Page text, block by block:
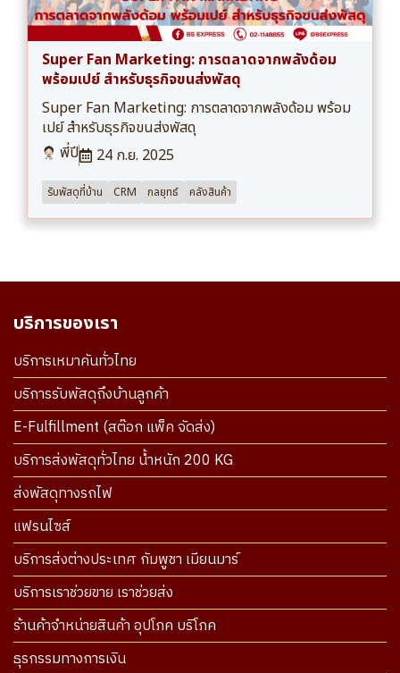
Super Fan Marketing: การตลาดจากพลังด้อม
พร้อมเปย์ สำหรับธุรกิจขนส่งพัสดุ
Super Fan Marketing: การตลาดจากพลังด้อม พร้อม
เปย์ สำหรับธุรกิจขนส่งพัสดุ
พี่ปี
24 ก.ย. 2025
รับพัสดุที่บ้าน CRM กลยุทธ์ คลังสินค้า
บริการของเรา
บริการเหมาคันทั่วไทย
บริการรับพัสดุถึงบ้านลูกค้า
E-Fulfillment (สต๊อก แพ็ค จัดส่ง)
บริการส่งพัสดุทั่วไทย น้ำหนัก 200 KG
ส่งพัสดุทางรถไฟ
แฟรนไซส์
บริการส่งต่างประเทศ กัมพูชา เมียนมาร์
บริการเราช่วยขาย เราช่วยส่ง
ร้านค้าจำหน่ายสินค้า อุปโภค บริโภค
ธุรกรรมทางการเงิน